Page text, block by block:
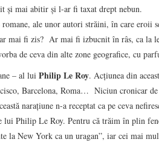
şi mai abitir şi l-ar fi taxat drept nebun.
ale unor autori străini, în care eroii
mai fi zis? Ar mai fi izbucnit în râs, ca la
de ceva din alte zone geografice, cu
– al lui Philip Le Roy. Acţiunea din
Barcelona, Roma… Niciun cronicar de
naraţiune n-a receptat ca pe ceva
lui Philip Le Roy. Pentru că trăim în plin
la New York ca un uragan”, iar cei mai